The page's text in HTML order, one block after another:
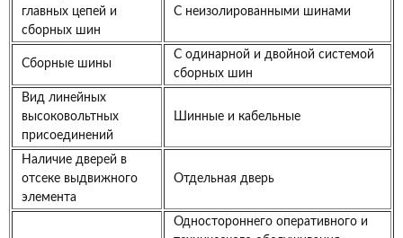
главных цепей и
сборных шин
С неизолированными шинами
Сборные шины
С одинарной и двойной системой
сборных шин
Вид линейных
высоковольтных
присоединений
Шинные и кабельные
Наличие дверей в
отсеке выдвижного
элемента
Отдельная дверь
Одностороннего оперативного и